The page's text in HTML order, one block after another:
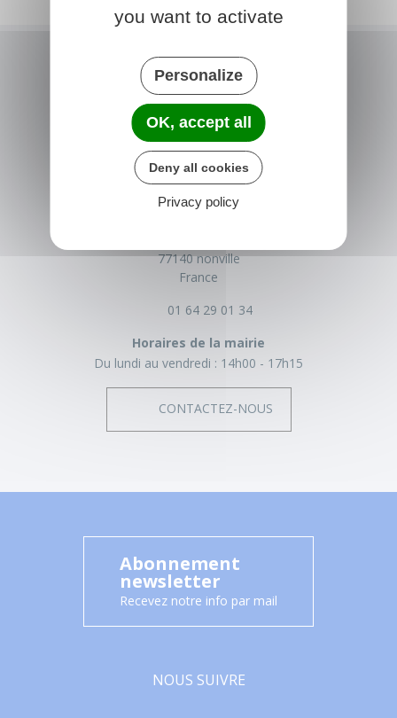
NONVILLE
77140 nonville
France
01 64 29 01 34
Horaires de la mairie
Du lundi au vendredi : 14h00 - 17h15
CONTACTEZ-NOUS
Abonnement
newsletter
Recevez notre info par mail
NOUS SUIVRE
you want to activate
Personalize
OK, accept all
Deny all cookies
Privacy policy